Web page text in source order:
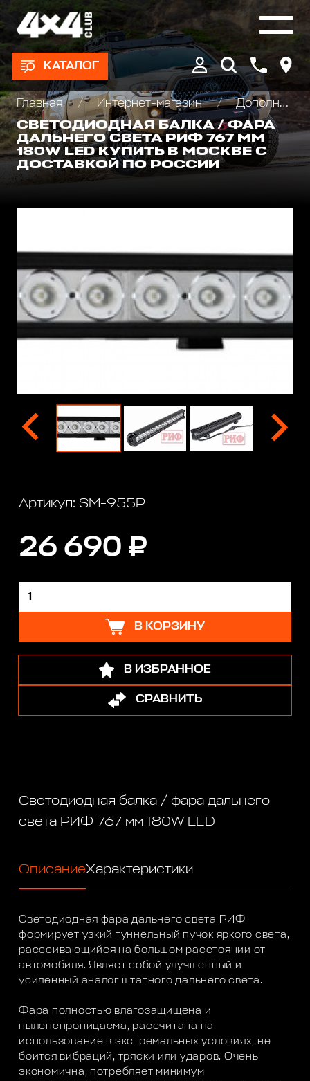
КАТАЛОГ
Главная Интернет-магазин
Дополнительные фары : Светодиодные, Галогеновые , Ксеноновые
СВЕТОДИОДНАЯ БАЛКА / ФАРА
ДАЛЬНЕГО СВЕТА РИФ 767 ММ
180W LED КУПИТЬ В МОСКВЕ С
ДОСТАВКОЙ ПО РОССИИ
Артикул: SM-955P
26 690 ₽
В КОРЗИНУ
В ИЗБРАННОЕ
СРАВНИТЬ
Светодиодная балка / фара дальнего
света РИФ 767 мм 180W LED
ОписаниеХарактеристики
Светодиодная фара дальнего света РИФ
формирует узкий туннельный пучок яркого света,
рассеивающийся на большом расстоянии от
автомобиля. Являет собой улучшенный и
усиленный аналог штатного дальнего света.
Фара полностью влагозащищена и
пыленепроницаема, рассчитана на
использование в экстремальных условиях, не
боится вибраций, тряски или ударов. Очень
экономична, потребляет минимум